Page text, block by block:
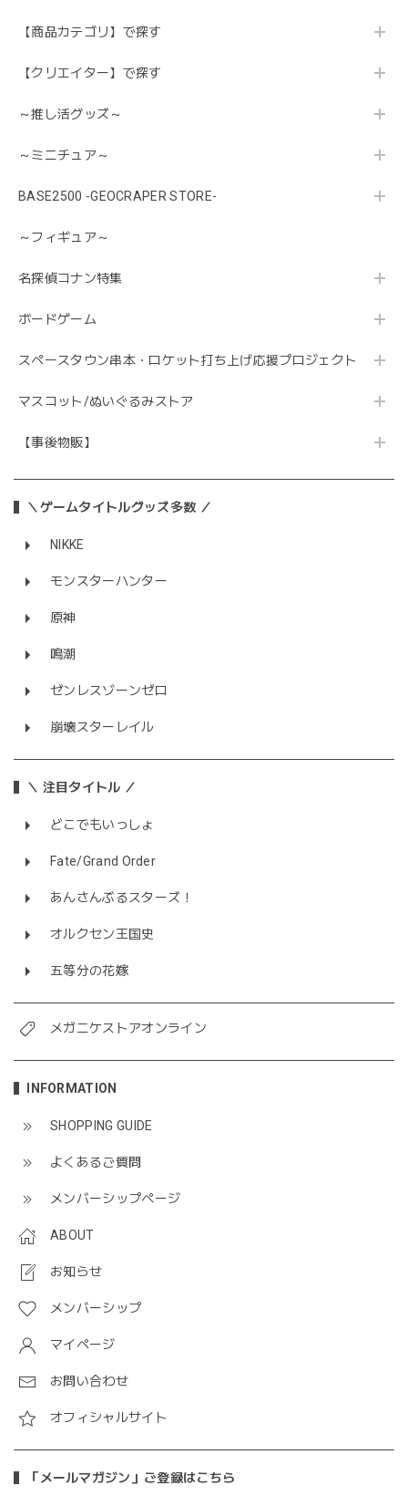
【商品カテゴリ】で探す
【クリエイター】で探す
～推し活グッズ～
～ミニチュア～
BASE2500 -GEOCRAPER STORE-
～フィギュア～
名探偵コナン特集
ボードゲーム
スペースタウン串本・ロケット打ち上げ応援プロジェクト
マスコット/ぬいぐるみストア
【事後物販】
＼ゲームタイトルグッズ多数 ／
NIKKE
モンスターハンター
原神
鳴潮
ゼンレスゾーンゼロ
崩壊スターレイル
＼ 注目タイトル ／
どこでもいっしょ
Fate/Grand Order
あんさんぶるスターズ！
オルクセン王国史
五等分の花嫁
メガニケストアオンライン
INFORMATION
SHOPPING GUIDE
よくあるご質問
メンバーシップページ
ABOUT
お知らせ
メンバーシップ
マイページ
お問い合わせ
オフィシャルサイト
「メールマガジン」ご登録はこちら